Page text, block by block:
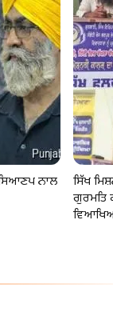
ਨਾਲ
ਸਿੱਖ
ਗੁਰਮਤਿ